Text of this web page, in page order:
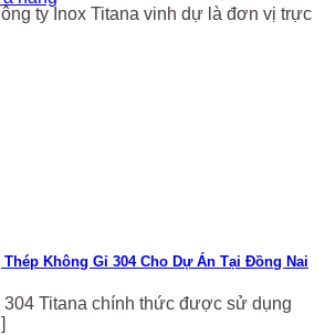
ty Inox Titana vinh dự là đơn vị trực
Không Gỉ 304 Cho Dự Án Tại Đồng Nai
304 Titana chính thức được sử dụng